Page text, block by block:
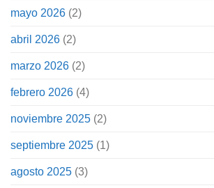
mayo 2026 (2)
abril 2026 (2)
marzo 2026 (2)
febrero 2026 (4)
noviembre 2025 (2)
septiembre 2025 (1)
agosto 2025 (3)